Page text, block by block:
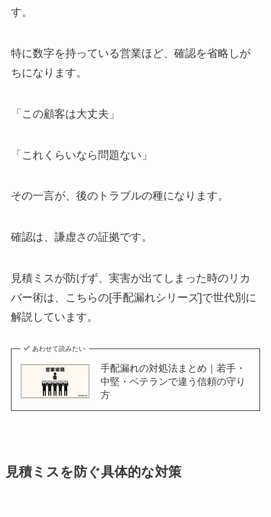
す。
特に数字を持っている営業ほど、確認を省略しが
ちになります。
「この顧客は大丈夫」
「これくらいなら問題ない」
その一言が、後のトラブルの種になります。
確認は、謙虚さの証拠です。
見積ミスが防げず、実害が出てしまった時のリカ
バー術は、こちらの[手配漏れシリーズ]で世代別に
解説しています。
あわせて読みたい
手配漏れの対処法まとめ｜若手・
中堅・ベテランで違う信頼の守り
方
見積ミスを防ぐ具体的な対策